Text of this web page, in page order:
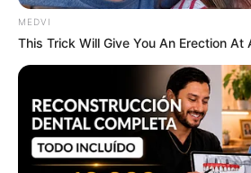
เบอร์โทร คน Keep look
ทุกองศา คุณล่ะมีเลขคู่นี้ไ
MEDVI
This Trick Will Give You An Erection At